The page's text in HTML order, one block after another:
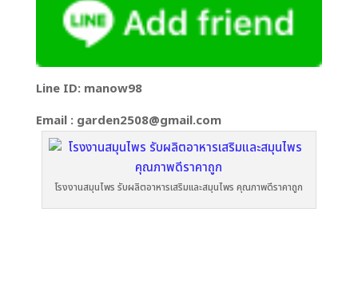
Line ID: manow98
Email : garden2508@gmail.com
โรงงานสมุนไพร รับผลิตอาหารเสริมและสมุนไพร คุณภาพดีราคาถูก